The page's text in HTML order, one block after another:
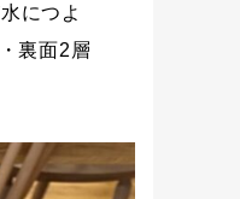
につよ
裏面2層